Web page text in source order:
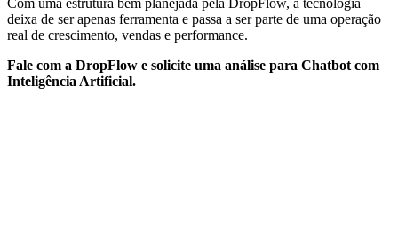
deixa de ser apenas ferramenta e passa a ser parte de uma operação
real de crescimento, vendas e performance.
Fale com a DropFlow e solicite uma análise para Chatbot com
Inteligência Artificial.